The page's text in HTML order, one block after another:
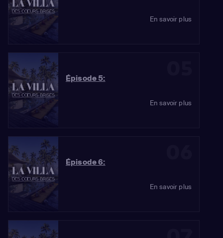
En savoir plus
Épisode 5:
En savoir plus
Épisode 6:
En savoir plus